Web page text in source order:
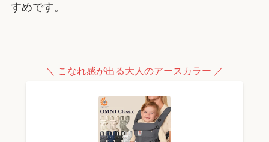
すめです。
＼ こなれ感が出る大人のアースカラー ／